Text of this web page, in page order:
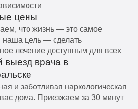
цены
что жизнь — это самое
наша цель — сделать
лечение доступным для всех
выезд врача в
и заботливая наркологическая
дома. Приезжаем за 30 минут